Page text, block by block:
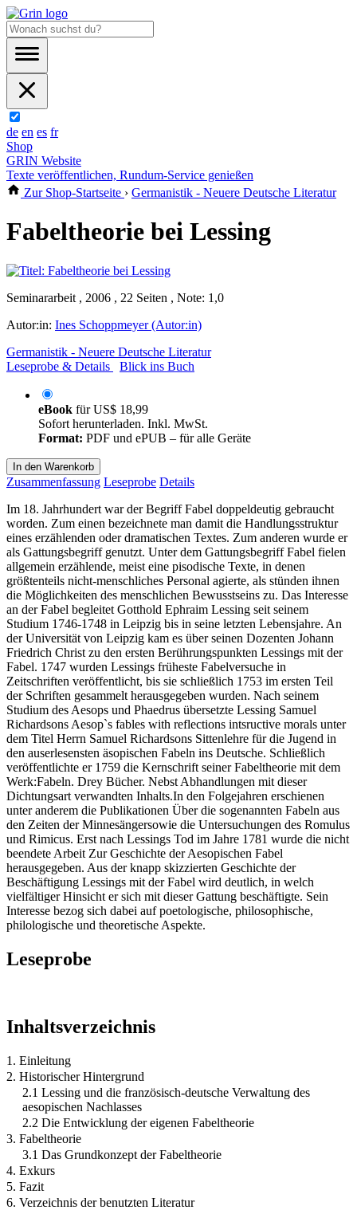
de en es fr
Shop
GRIN Website
Texte veröffentlichen, Rundum-Service genießen
Zur Shop-Startseite › Germanistik - Neuere Deutsche Literatur
Fabeltheorie bei Lessing
Seminararbeit , 2006 , 22 Seiten , Note: 1,0
Autor:in: Ines Schoppmeyer (Autor:in)
Germanistik - Neuere Deutsche Literatur
Leseprobe & Details
Blick ins Buch
eBook fürUS$ 18,99
Sofort herunterladen. Inkl. MwSt.
Format: PDF und ePUB – für alle Geräte
In den Warenkorb
Zusammenfassung Leseprobe Details
Im 18. Jahrhundert war der Begriff Fabel doppeldeutig gebraucht
worden. Zum einen bezeichnete man damit die Handlungsstruktur
eines erzählenden oder dramatischen Textes. Zum anderen wurde er
als Gattungsbegriff genutzt. Unter dem Gattungsbegriff Fabel fielen
allgemein erzählende, meist eine pisodische Texte, in denen
größtenteils nicht-menschliches Personal agierte, als stünden ihnen
die Möglichkeiten des menschlichen Bewusstseins zu. Das Interesse
an der Fabel begleitet Gotthold Ephraim Lessing seit seinem
Studium 1746-1748 in Leipzig bis in seine letzten Lebensjahre. An
der Universität von Leipzig kam es über seinen Dozenten Johann
Friedrich Christ zu den ersten Berührungspunkten Lessings mit der
Fabel. 1747 wurden Lessings früheste Fabelversuche in
Zeitschriften veröffentlicht, bis sie schließlich 1753 im ersten Teil
der Schriften gesammelt herausgegeben wurden. Nach seinem
Studium des Aesops und Phaedrus übersetzte Lessing Samuel
Richardsons Aesop`s fables with reflections intsructive morals unter
dem Titel Herrn Samuel Richardsons Sittenlehre für die Jugend in
den auserlesensten äsopischen Fabeln ins Deutsche. Schließlich
veröffentlichte er 1759 die Kernschrift seiner Fabeltheorie mit dem
Werk:Fabeln. Drey Bücher. Nebst Abhandlungen mit dieser
Dichtungsart verwandten Inhalts.In den Folgejahren erschienen
unter anderem die Publikationen Über die sogenannten Fabeln aus
den Zeiten der Minnesängersowie die Untersuchungen des Romulus
und Rimicus. Erst nach Lessings Tod im Jahre 1781 wurde die nicht
beendete Arbeit Zur Geschichte der Aesopischen Fabel
herausgegeben. Aus der knapp skizzierten Geschichte der
Beschäftigung Lessings mit der Fabel wird deutlich, in welch
vielfältiger Hinsicht er sich mit dieser Gattung beschäftigte. Sein
Interesse bezog sich dabei auf poetologische, philosophische,
philologische und theoretische Aspekte.
Leseprobe
Inhaltsverzeichnis
1. Einleitung
2. Historischer Hintergrund
2.1 Lessing und die französisch-deutsche Verwaltung des
aesopischen Nachlasses
2.2 Die Entwicklung der eigenen Fabeltheorie
3. Fabeltheorie
3.1 Das Grundkonzept der Fabeltheorie
4. Exkurs
5. Fazit
6. Verzeichnis der benutzten Literatur